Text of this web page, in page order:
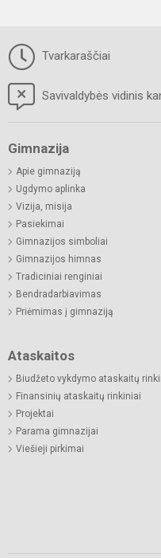
Tvarkaraščiai
Savivaldybės vidinis
Gimnazija
Apie gimnaziją
Ugdymo aplinka
Vizija, misija
Pasiekimai
Gimnazijos simboliai
Gimnazijos himnas
Tradiciniai renginiai
Bendradarbiavimas
Priėmimas į gimnaziją
Ataskaitos
Biudžeto vykdymo ataskaitų
Finansinių ataskaitų rinkiniai
Projektai
Parama gimnazijai
Viešieji pirkimai